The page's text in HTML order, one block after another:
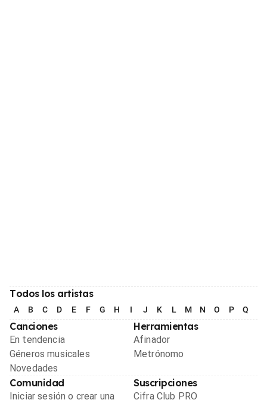
Todos los artistas
A B C D E F G H I J K L M N O P Q
Canciones
En tendencia
Géneros musicales
Novedades
Herramientas
Afinador
Metrónomo
Comunidad
Iniciar sesión o crear una
Suscripciones
Cifra Club PRO